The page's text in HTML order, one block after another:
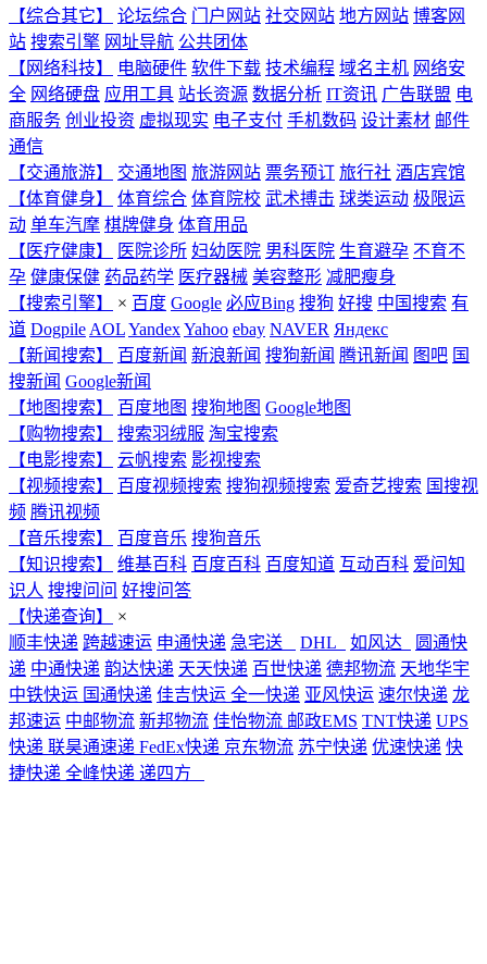
【综合其它】
论坛综合 门户网站 社交网站 地方网站 博客网
站 搜索引擎 网址导航 公共团体
【网络科技】
电脑硬件 软件下载 技术编程 域名主机 网络安
全 网络硬盘 应用工具 站长资源 数据分析 IT资讯 广告联盟 电
商服务 创业投资 虚拟现实 电子支付 手机数码 设计素材 邮件
通信
【交通旅游】
交通地图 旅游网站 票务预订 旅行社 酒店宾馆
【体育健身】
体育综合 体育院校 武术搏击 球类运动 极限运
动 单车汽摩 棋牌健身 体育用品
【医疗健康】
医院诊所 妇幼医院 男科医院 生育避孕 不育不
孕 健康保健 药品药学 医疗器械 美容整形 减肥瘦身
【搜索引擎】
× 百度 Google 必应Bing 搜狗 好搜 中国搜索 有
道 Dogpile AOLYandexYahoo ebay NAVER Яндекс
【新闻搜索】
百度新闻 新浪新闻 搜狗新闻 腾讯新闻 图吧 国
搜新闻 Google新闻
【地图搜索】
百度地图 搜狗地图 Google地图
【购物搜索】
搜索羽绒服 淘宝搜索
【电影搜索】
云帆搜索 影视搜索
【视频搜索】
百度视频搜索 搜狗视频搜索 爱奇艺搜索 国搜视
频 腾讯视频
【音乐搜索】
百度音乐 搜狗音乐
【知识搜索】
维基百科 百度百科 百度知道 互动百科 爱问知
识人 搜搜问问 好搜问答
【快递查询】
×
顺丰快递 跨越速运 申通快递 急宅送 DHL 如风达
圆通快
递 中通快递 韵达快递 天天快递 百世快递 德邦物流 天地华宇
中铁快运 国通快递 佳吉快运 全一快递 亚风快运 速尔快递 龙
邦速运 中邮物流 新邦物流 佳怡物流 邮政EMS TNT快递 UPS
快递 联昊通速递 FedEx快递 京东物流 苏宁快递 优速快递 快
捷快递 全峰快递 递四方